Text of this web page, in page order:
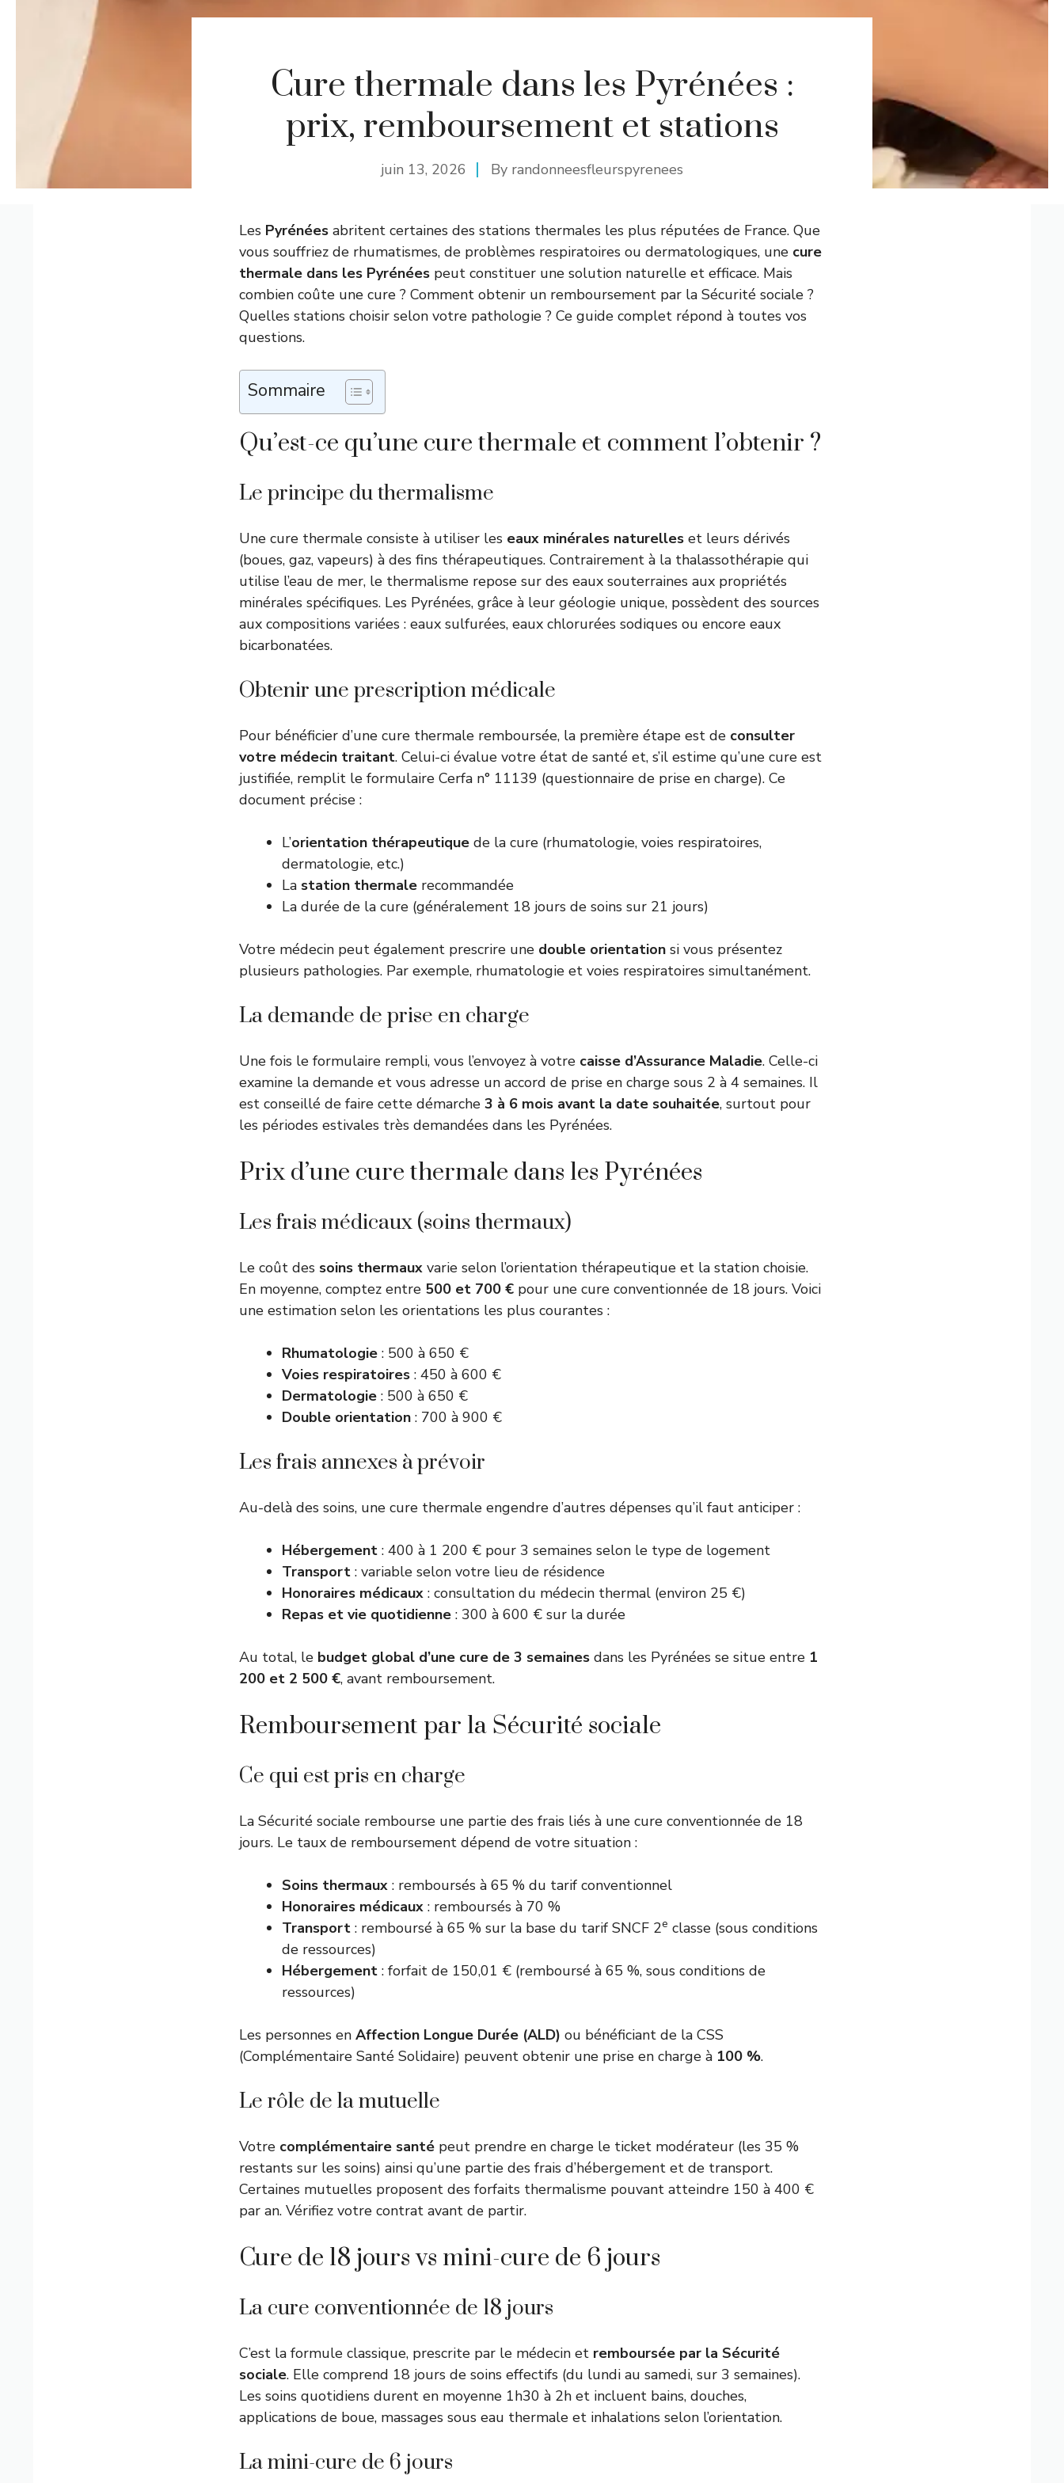
Cure thermale dans les Pyrénées :
prix, remboursement et stations
juin 13, 2026 By randonneesfleurspyrenees
Les Pyrénées abritent certaines des stations thermales les plus réputées de France. Que
vous souffriez de rhumatismes, de problèmes respiratoires ou dermatologiques, une cure
thermale dans les Pyrénées peut constituer une solution naturelle et efficace. Mais
combien coûte une cure ? Comment obtenir un remboursement par la Sécurité sociale ?
Quelles stations choisir selon votre pathologie ? Ce guide complet répond à toutes vos
questions.
Sommaire
Qu’est-ce qu’une cure thermale et comment l’obtenir ?
Le principe du thermalisme
Une cure thermale consiste à utiliser les eaux minérales naturelles et leurs dérivés
(boues, gaz, vapeurs) à des fins thérapeutiques. Contrairement à la thalassothérapie qui
utilise l’eau de mer, le thermalisme repose sur des eaux souterraines aux propriétés
minérales spécifiques. Les Pyrénées, grâce à leur géologie unique, possèdent des sources
aux compositions variées : eaux sulfurées, eaux chlorurées sodiques ou encore eaux
bicarbonatées.
Obtenir une prescription médicale
Pour bénéficier d’une cure thermale remboursée, la première étape est de consulter
votre médecin traitant. Celui-ci évalue votre état de santé et, s’il estime qu’une cure est
justifiée, remplit le formulaire Cerfa n° 11139 (questionnaire de prise en charge). Ce
document précise :
L’orientation thérapeutique de la cure (rhumatologie, voies respiratoires,
dermatologie, etc.)
La station thermale recommandée
La durée de la cure (généralement 18 jours de soins sur 21 jours)
Votre médecin peut également prescrire une double orientation si vous présentez
plusieurs pathologies. Par exemple, rhumatologie et voies respiratoires simultanément.
La demande de prise en charge
Une fois le formulaire rempli, vous l’envoyez à votre caisse d’Assurance Maladie. Celle-ci
examine la demande et vous adresse un accord de prise en charge sous 2 à 4 semaines. Il
est conseillé de faire cette démarche 3 à 6 mois avant la date souhaitée, surtout pour
les périodes estivales très demandées dans les Pyrénées.
Prix d’une cure thermale dans les Pyrénées
Les frais médicaux (soins thermaux)
Le coût des soins thermaux varie selon l’orientation thérapeutique et la station choisie.
En moyenne, comptez entre 500 et 700 € pour une cure conventionnée de 18 jours. Voici
une estimation selon les orientations les plus courantes :
Rhumatologie : 500 à 650 €
Voies respiratoires : 450 à 600 €
Dermatologie : 500 à 650 €
Double orientation : 700 à 900 €
Les frais annexes à prévoir
Au-delà des soins, une cure thermale engendre d’autres dépenses qu’il faut anticiper :
Hébergement : 400 à 1 200 € pour 3 semaines selon le type de logement
Transport : variable selon votre lieu de résidence
Honoraires médicaux : consultation du médecin thermal (environ 25 €)
Repas et vie quotidienne : 300 à 600 € sur la durée
Au total, le budget global d’une cure de 3 semaines dans les Pyrénées se situe entre 1
200 et 2 500 €, avant remboursement.
Remboursement par la Sécurité sociale
Ce qui est pris en charge
La Sécurité sociale rembourse une partie des frais liés à une cure conventionnée de 18
jours. Le taux de remboursement dépend de votre situation :
Soins thermaux : remboursés à 65 % du tarif conventionnel
Honoraires médicaux : remboursés à 70 %
Transport : remboursé à 65 % sur la base du tarif SNCF 2e classe (sous conditions
de ressources)
Hébergement : forfait de 150,01 € (remboursé à 65 %, sous conditions de
ressources)
Les personnes en Affection Longue Durée (ALD) ou bénéficiant de la CSS
(Complémentaire Santé Solidaire) peuvent obtenir une prise en charge à 100 %.
Le rôle de la mutuelle
Votre complémentaire santé peut prendre en charge le ticket modérateur (les 35 %
restants sur les soins) ainsi qu’une partie des frais d’hébergement et de transport.
Certaines mutuelles proposent des forfaits thermalisme pouvant atteindre 150 à 400 €
par an. Vérifiez votre contrat avant de partir.
Cure de 18 jours vs mini-cure de 6 jours
La cure conventionnée de 18 jours
C’est la formule classique, prescrite par le médecin et remboursée par la Sécurité
sociale. Elle comprend 18 jours de soins effectifs (du lundi au samedi, sur 3 semaines).
Les soins quotidiens durent en moyenne 1h30 à 2h et incluent bains, douches,
applications de boue, massages sous eau thermale et inhalations selon l’orientation.
La mini-cure de 6 jours